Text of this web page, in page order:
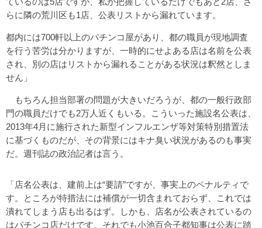
らに隣の荒川区も1店、公表リストから漏れています。
都内には700軒以上のパチンコ屋があり、都の職員が現地調査
を行う苦労は分かりますが、一時的にせよある店は名前を公表
され、別の店はリストから漏れることがある状況は釈然としま
せん」
もちろん担当部署の問題が大きいだろうが、都の一般行政部
門の職員だけでも2万人近くもいる。こういった施設名公表は、
2013年4月に施行された新型インフルエンザ等対策特別措置法
に基づくものだが、その背景にはキナ臭い状況があるのも事実
だ。週刊誌の政治記者は言う。
「店名公表は、建前上は“要請”ですが、事実上のペナルティで
す。ところが特措法には補償が一切含まれておらず、これでは
潰れてしまう店も出るはず。しかも、店名が公表されているの
はパチンコ店だけです。それでも小池百合子都知事は公表に踏